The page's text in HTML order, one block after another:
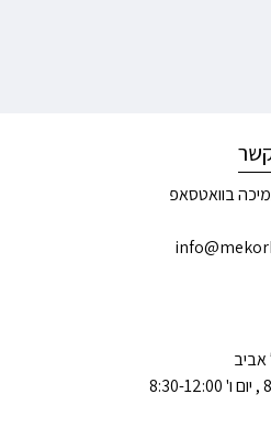
בוואטסאפ